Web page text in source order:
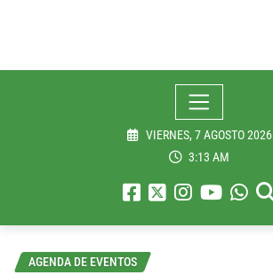
VIERNES, 7 AGOSTO 2026
3:13 AM
AGENDA DE EVENTOS